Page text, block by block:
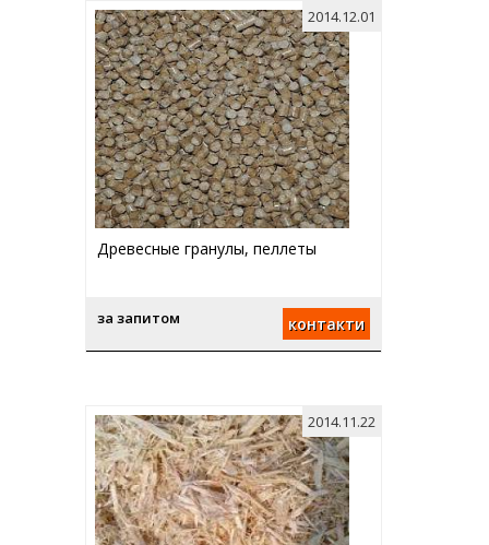
Древесные гранулы, пеллеты
за запитом контакти
2014.12.01
2014.11.22